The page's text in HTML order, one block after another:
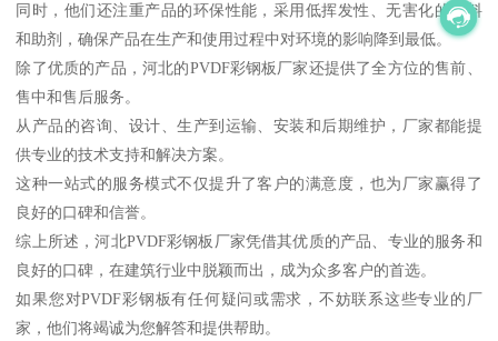
同时，他们还注重产品的环保性能，采用低挥发性、无害化的涂料
和助剂，确保产品在生产和使用过程中对环境的影响降到最低。
除了优质的产品，河北的PVDF彩钢板厂家还提供了全方位的售前、
售中和售后服务。
从产品的咨询、设计、生产到运输、安装和后期维护，厂家都能提
供专业的技术支持和解决方案。
这种一站式的服务模式不仅提升了客户的满意度，也为厂家赢得了
良好的口碑和信誉。
综上所述，河北PVDF彩钢板厂家凭借其优质的产品、专业的服务和
良好的口碑，在建筑行业中脱颖而出，成为众多客户的首选。
如果您对PVDF彩钢板有任何疑问或需求，不妨联系这些专业的厂
家，他们将竭诚为您解答和提供帮助。